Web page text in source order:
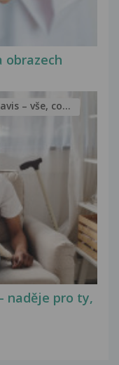
naděje pro ty,
– vše, co...